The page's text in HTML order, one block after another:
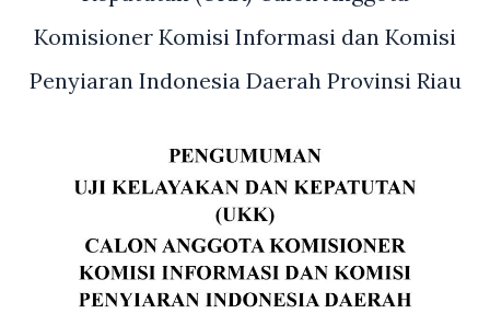
Komisioner Komisi Informasi dan Komisi
Penyiaran Indonesia Daerah Provinsi Riau